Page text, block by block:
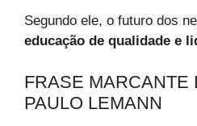
Segundo ele, o futuro dos
educação de qualidade e
FRASE MARCANTE
PAULO LEMANN